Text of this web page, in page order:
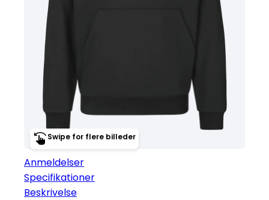
Swipe for flere billeder
Anmeldelser
Specifikationer
Beskrivelse